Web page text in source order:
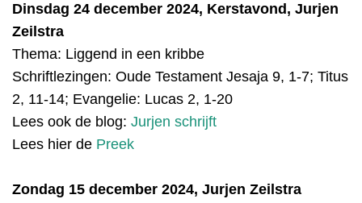
Dinsdag 24 december 2024, Kerstavond, Jurjen
Zeilstra
Thema: Liggend in een kribbe
Schriftlezingen: Oude Testament Jesaja 9, 1-7; Titus
2, 11-14; Evangelie: Lucas 2, 1-20
Lees ook de blog: Jurjen schrijft
Lees hier de Preek
Zondag 15 december 2024, Jurjen Zeilstra